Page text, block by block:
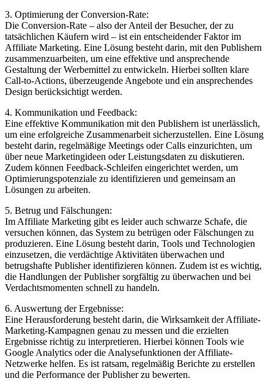
3. Optimierung der Conversion-Rate:
Die Conversion-Rate – also der Anteil der Besucher, der zu
tatsächlichen Käufern wird – ist ein entscheidender Faktor im
Affiliate Marketing. Eine Lösung besteht darin, mit den Publishern
zusammenzuarbeiten, um eine effektive und ansprechende
Gestaltung der Werbemittel zu entwickeln. Hierbei sollten klare
Call-to-Actions, überzeugende Angebote und ein ansprechendes
Design berücksichtigt werden.
4. Kommunikation und Feedback:
Eine effektive Kommunikation mit den Publishern ist unerlässlich,
um eine erfolgreiche Zusammenarbeit sicherzustellen. Eine Lösung
besteht darin, regelmäßige Meetings oder Calls einzurichten, um
über neue Marketingideen oder Leistungsdaten zu diskutieren.
Zudem können Feedback-Schleifen eingerichtet werden, um
Optimierungspotenziale zu identifizieren und gemeinsam an
Lösungen zu arbeiten.
5. Betrug und Fälschungen:
Im Affiliate Marketing gibt es leider auch schwarze Schafe, die
versuchen können, das System zu betrügen oder Fälschungen zu
produzieren. Eine Lösung besteht darin, Tools und Technologien
einzusetzen, die verdächtige Aktivitäten überwachen und
betrugshafte Publisher identifizieren können. Zudem ist es wichtig,
die Handlungen der Publisher sorgfältig zu überwachen und bei
Verdachtsmomenten schnell zu handeln.
6. Auswertung der Ergebnisse:
Eine Herausforderung besteht darin, die Wirksamkeit der Affiliate-
Marketing-Kampagnen genau zu messen und die erzielten
Ergebnisse richtig zu interpretieren. Hierbei können Tools wie
Google Analytics oder die Analysefunktionen der Affiliate-
Netzwerke helfen. Es ist ratsam, regelmäßig Berichte zu erstellen
und die Performance der Publisher zu bewerten.